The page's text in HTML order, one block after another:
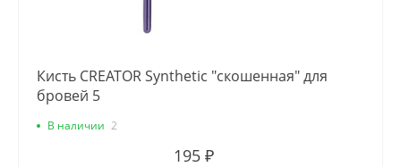
Кисть CREATOR Synthetic "скошенная" для
бровей 5
В наличии 2
195 ₽